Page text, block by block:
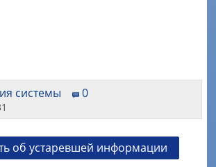
системы 0
об устаревшей информации